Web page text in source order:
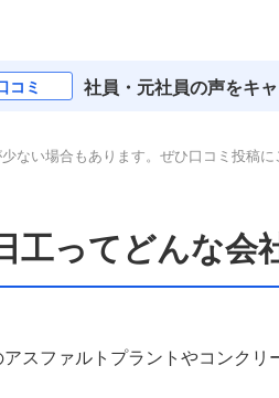
コミ 社員・元社員の声をキャ
ない場合もあります。ぜひ口コミ投稿に
工ってどんな会
アスファルトプラントやコンク